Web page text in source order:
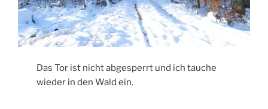
Das Tor ist nicht abgesperrt und ich tauche
wieder in den Wald ein.